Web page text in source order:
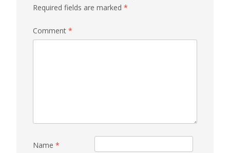
Required fields are marked *
Comment *
Name *